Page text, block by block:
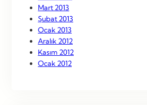
Mart 2013
Şubat 2013
Ocak 2013
Aralık 2012
Kasım 2012
Ocak 2012